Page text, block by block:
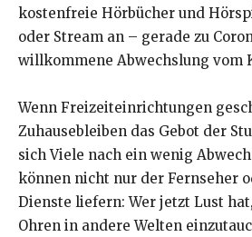
kostenfreie Hörbücher und
oder Stream an – gerade zu
willkommene Abwechslung vom
Wenn Freizeiteinrichtungen
Zuhausebleiben das Gebot der
sich Viele nach ein wenig
können nicht nur der Fernseher
Dienste liefern: Wer jetzt Lust
Ohren in andere Welten